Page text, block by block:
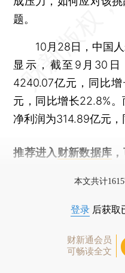
题。
10月28日，中国人
显示，截至9月30日
4240.07亿元，同比
元，同比增长22.8%
净利润为314.89亿元，
推荐进入 财新数据库
本文共计
登录 后获取
财新通会员
可畅读全文